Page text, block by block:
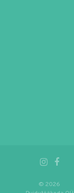
© 2026